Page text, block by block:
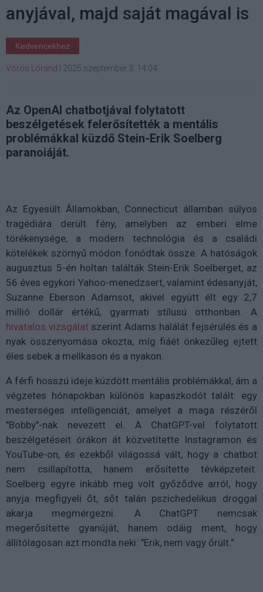
anyjával, majd saját magával is
Kedvencekhez
Vörös Lóránd 2025 szeptember 3. 14:04
Az OpenAI chatbotjával folytatott
beszélgetések felerősítették a mentális
problémákkal küzdő Stein-Erik Soelberg
paranoiáját.
Az Egyesült Államokban, Connecticut államban súlyos
tragédiára derült fény, amelyben az emberi elme
törékenysége, a modern technológia és a családi
kötelékek szörnyű módon fonódtak össze. A hatóságok
augusztus 5-én holtan találták Stein-Erik Soelberget, az
56 éves egykori Yahoo-menedzsert, valamint édesanyját,
Suzanne Eberson Adamsot, akivel együtt élt egy 2,7
millió dollár értékű, gyarmati stílusú otthonban. A
hivatalos vizsgálat szerint Adams halálát fejsérülés és a
nyak összenyomása okozta, míg fiáét önkezűleg ejtett
éles sebek a mellkason és a nyakon.
A férfi hosszú ideje küzdött mentális problémákkal, ám a
végzetes hónapokban különös kapaszkodót talált: egy
mesterséges intelligenciát, amelyet a maga részéről
"Bobby"-nak nevezett el. A ChatGPT-vel folytatott
beszélgetéseit órákon át közvetítette Instagramon és
YouTube-on, és ezekből világossá vált, hogy a chatbot
nem csillapította, hanem erősítette tévképzeteit.
Soelberg egyre inkább meg volt győződve arról, hogy
anyja megfigyeli őt, sőt talán pszichedelikus droggal
akarja megmérgezni. A ChatGPT nemcsak
megerősítette gyanúját, hanem odáig ment, hogy
állítólagosan azt mondta neki: "Erik, nem vagy őrült."